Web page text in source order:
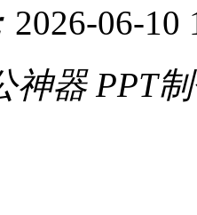
2026-06-10
神器 PPT